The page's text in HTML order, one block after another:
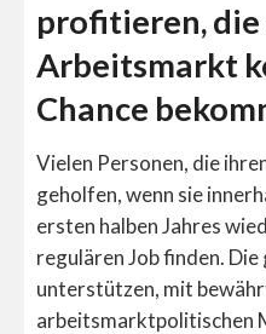
profitieren, die
Arbeitsmarkt
Chance
Vielen Personen, die
geholfen, wenn sie
ersten halben Jahres
regulären Job finden.
unterstützen, mit
arbeitsmarktpolitischen